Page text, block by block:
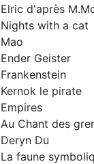
Elric d'après
Nights with a cat
Mao
Ender Geister
Frankenstein
Kernok le pirate
Empires
Au Chant des
Deryn Du
La faune